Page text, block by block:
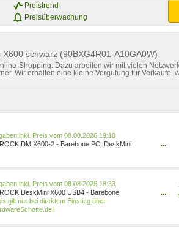
Preistrend
Preisüberwachung
schwarz (90BXG4R01-A10GA0W)
Shopping. Dazu arbeiten wir mit vielen
Wir erhalten eine kleine Vergütung für Verkäufe,
Preis vom 08.08.2026 19:10
DM X600-2 - Barebone PC, DeskMini
...
Preis vom 08.08.2026 18:33
DeskMini X600 USB4 - Barebone
A10GA0W)
...
gilt nur bei direktem Einstieg über